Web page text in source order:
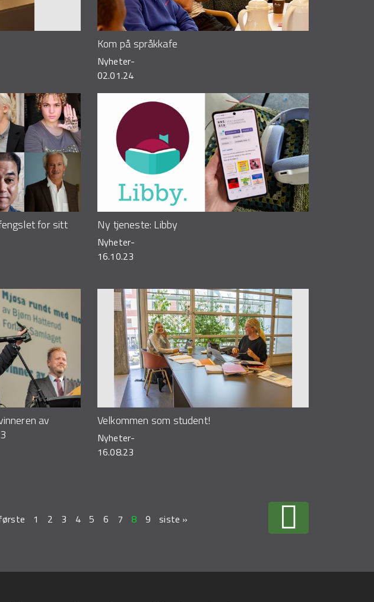
Kom på språkkafe
Nyheter-
02.01.24
for sitt
Ny tjeneste: Libby
Nyheter-
16.10.23
av
Velkommen som student!
Nyheter-
16.08.23
1 2 3 4 5 6 7 8 9 siste »